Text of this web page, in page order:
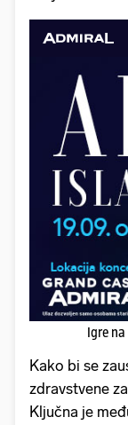
Igre
Kako bi se
zdravstvene
Ključna je